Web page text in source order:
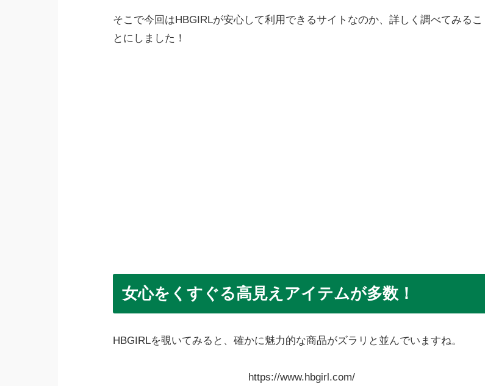
そこで今回はHBGIRLが安心して利用できるサイトなのか、詳しく調べてみるこ
とにしました！
女心をくすぐる高見えアイテムが多数！
HBGIRLを覗いてみると、確かに魅力的な商品がズラリと並んでいますね。
https://www.hbgirl.com/